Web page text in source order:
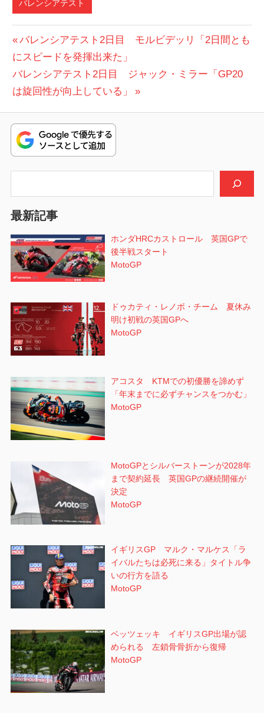
バレンシアテスト
投
稿
ナ
ビ
ゲ
ー
ン
前
の
投
稿:
バレンシアテスト2日目 モルビデッリ「2日間とも
にスピードを発揮出来た」
次
の
稿:
バレンシアテスト2日目 ジャック・ミラー「GP20
は旋回性が向上している」
最新記事
ホンダHRCカストロール 英国GPで
後半戦スタート
MotoGP
ドゥカティ・レノボ・チーム 夏休み
明け初戦の英国GPへ
MotoGP
アコスタ KTMでの初優勝を諦めず
「年末までに必ずチャンスをつかむ」
MotoGP
MotoGPとシルバーストーンが2028年
まで契約延長 英国GPの継続開催が
決定
MotoGP
イギリスGP マルク・マルケス「ラ
イバルたちは必死に来る」タイトル争
いの行方を語る
MotoGP
ベッツェッキ イギリスGP出場が認
められる 左鎖骨骨折から復帰
MotoGP